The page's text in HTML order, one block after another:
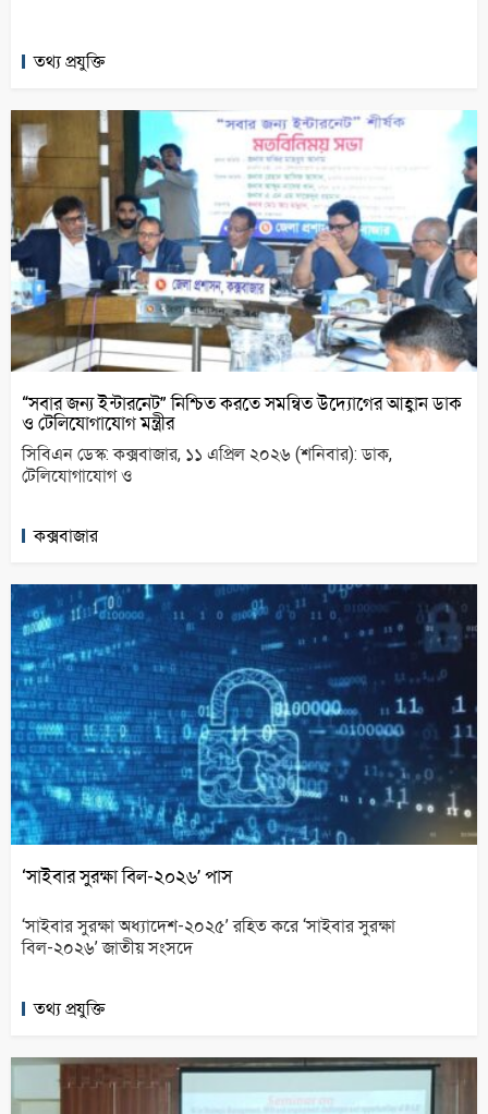
তথ্য প্রযুক্তি
“সবার জন্য ইন্টারনেট” নিশ্চিত করতে সমন্বিত উদ্যোগের আহ্বান ডাক
ও টেলিযোগাযোগ মন্ত্রীর
সিবিএন ডেস্ক: কক্সবাজার, ১১ এপ্রিল ২০২৬ (শনিবার): ডাক,
টেলিযোগাযোগ ও
কক্সবাজার
‘সাইবার সুরক্ষা বিল-২০২৬’ পাস
‘সাইবার সুরক্ষা অধ্যাদেশ-২০২৫’ রহিত করে ‘সাইবার সুরক্ষা
বিল-২০২৬’ জাতীয় সংসদে
তথ্য প্রযুক্তি